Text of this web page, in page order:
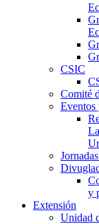
CSIC
Comité
Eventos
y
Extensión
Unidad